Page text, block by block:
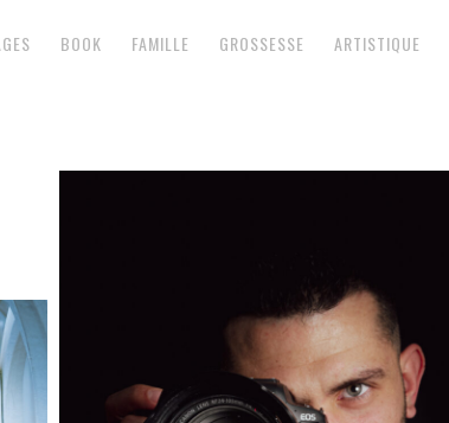
BOOK FAMILLE GROSSESSE ARTISTIQUE